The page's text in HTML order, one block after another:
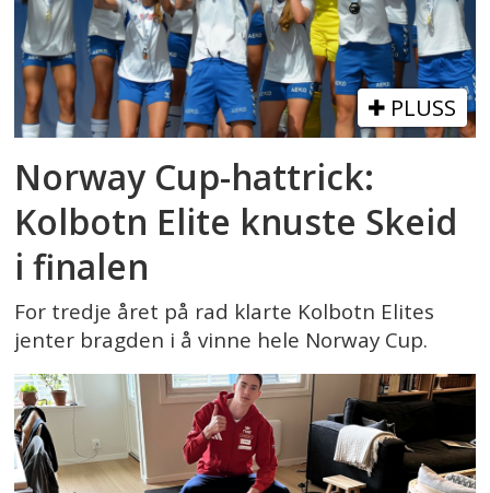
PLUSS
Norway Cup-hattrick:
Kolbotn Elite knuste Skeid
i finalen
For tredje året på rad klarte Kolbotn Elites
jenter bragden i å vinne hele Norway Cup.